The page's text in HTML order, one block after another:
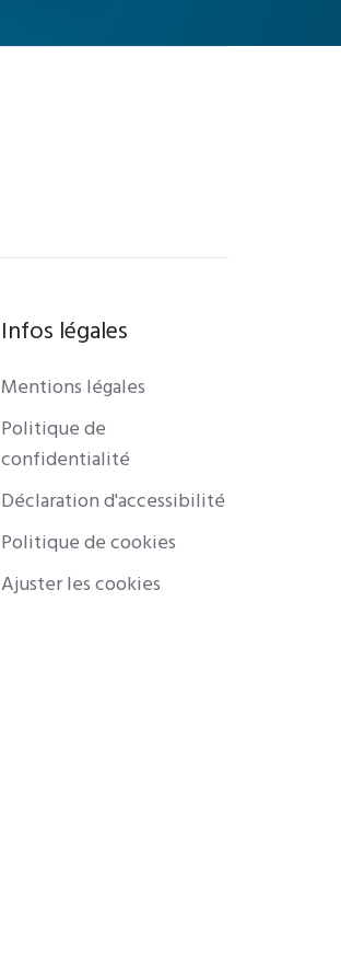
Infos légales
Mentions légales
Politique de
confidentialité
Déclaration d'accessibilité
Politique de cookies
Ajuster les cookies